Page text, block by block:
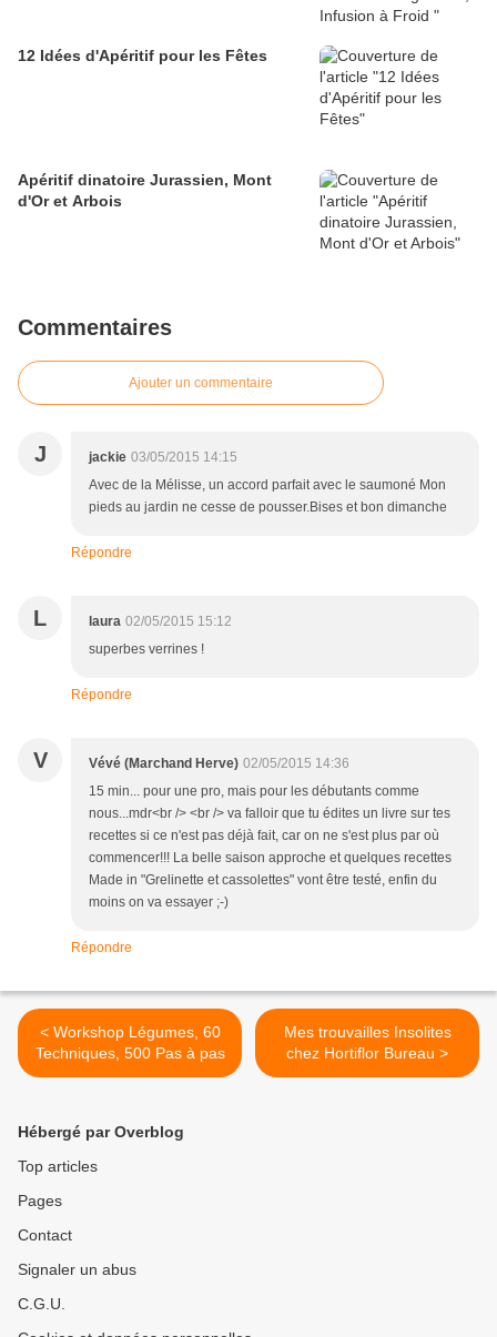
12 Idées d'Apéritif pour les Fêtes
Apéritif dinatoire Jurassien, Mont
d'Or et Arbois
Commentaires
Ajouter un commentaire
J jackie 03/05/2015 14:15
Avec de la Mélisse, un accord parfait avec le saumoné Mon
pieds au jardin ne cesse de pousser.Bises et bon dimanche
Répondre
L laura 02/05/2015 15:12
superbes verrines !
Répondre
V Vévé (Marchand Herve) 02/05/2015 14:36
15 min... pour une pro, mais pour les débutants comme
nous...mdr<br /> <br /> va falloir que tu édites un livre sur tes
recettes si ce n'est pas déjà fait, car on ne s'est plus par où
commencer!!! La belle saison approche et quelques recettes
Made in "Grelinette et cassolettes" vont être testé, enfin du
moins on va essayer ;-)
Répondre
< Workshop Légumes, 60
Techniques, 500 Pas à pas
Mes trouvailles Insolites
chez Hortiflor Bureau >
Hébergé par Overblog
Top articles
Pages
Contact
Signaler un abus
C.G.U.